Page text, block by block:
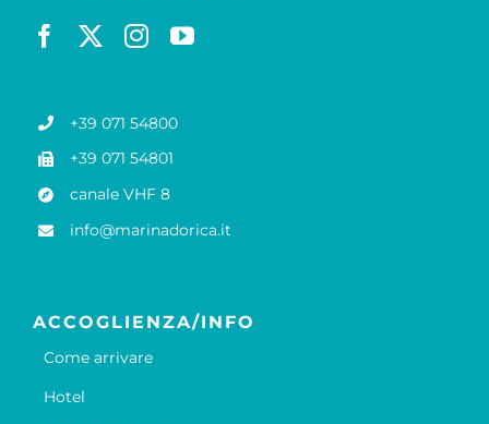
+39 071 54800
+39 071 54801
canale VHF 8
info@marinadorica.it
ACCOGLIENZA/INFO
Come arrivare
Hotel